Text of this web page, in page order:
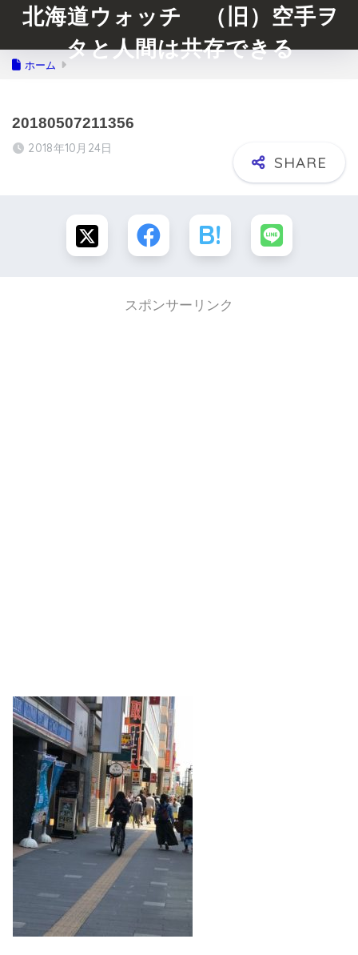
北海道ウォッチ （旧）空手ヲ
タと人間は共存できる
ホーム
20180507211356
2018年10月24日
スポンサーリンク